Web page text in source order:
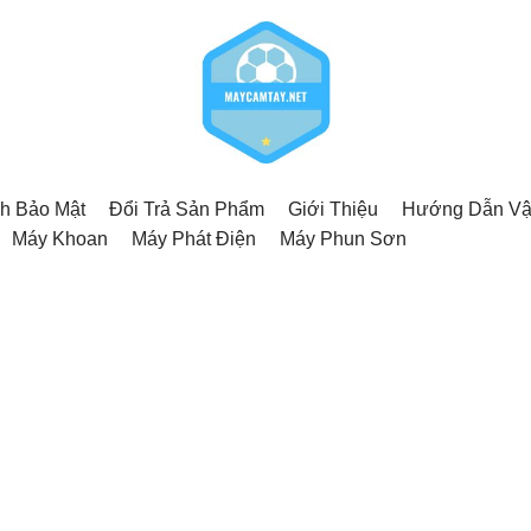
Bảo Mật Đổi Trả Sản Phẩm Giới Thiệu Hướng Dẫn
Máy Khoan
Máy Phát Điện Máy Phun Sơn